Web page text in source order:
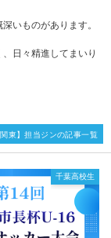
いものがあります。
日々精進してまいり
千葉高校生
関東】担当ジンの記事一覧